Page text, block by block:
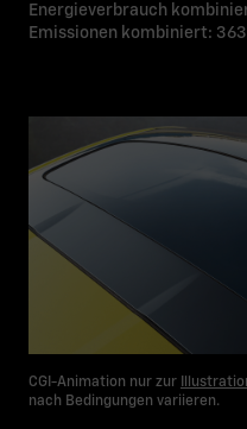
Energieverbrauch
Emissionen kombiniert: 363
CGI-Animation nur zur
nach Bedingungen variieren.